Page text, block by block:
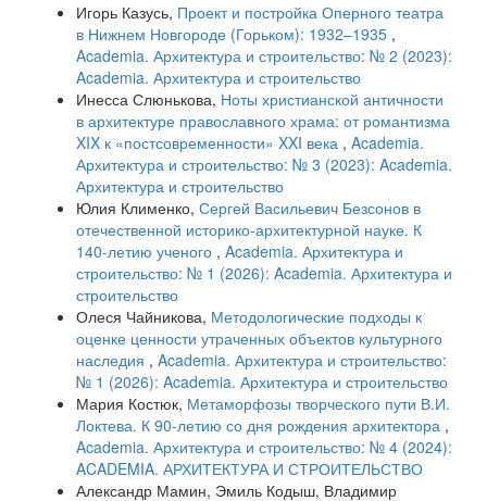
Игорь Казусь, Проект и постройка Оперного театра
в Нижнем Новгороде (Горьком): 1932–1935 ,
Academia. Архитектура и строительство: № 2 (2023):
Academia. Архитектура и строительство
Инесса Слюнькова, Ноты христианской античности
в архитектуре православного храма: от романтизма
XIX к «постсовременности» XXI века , Academia.
Архитектура и строительство: № 3 (2023): Academia.
Архитектура и строительство
Юлия Клименко, Сергей Васильевич Безсонов в
отечественной историко-архитектурной науке. К
140-летию ученого , Academia. Архитектура и
строительство: № 1 (2026): Academia. Архитектура и
строительство
Олеся Чайникова, Методологические подходы к
оценке ценности утраченных объектов культурного
наследия , Academia. Архитектура и строительство:
№ 1 (2026): Academia. Архитектура и строительство
Мария Костюк, Метаморфозы творческого пути В.И.
Локтева. К 90-летию со дня рождения архитектора ,
Academia. Архитектура и строительство: № 4 (2024):
ACADEMIA. АРХИТЕКТУРА И СТРОИТЕЛЬСТВО
Александр Мамин, Эмиль Кодыш, Владимир